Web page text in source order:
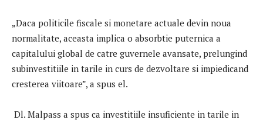
„Daca politicile fiscale si monetare actuale devin noua
normalitate, aceasta implica o absorbtie puternica a
capitalului global de catre guvernele avansate, prelungind
subinvestitiile in tarile in curs de dezvoltare si impiedicand
cresterea viitoare”, a spus el.
Dl. Malpass a spus ca investitiile insuficiente in tarile in